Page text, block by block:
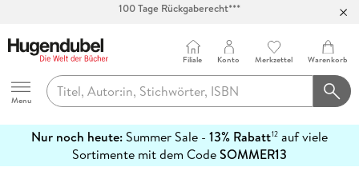
Abholung in über 100 Filialen
Hugendubel
Menu
Filiale Konto Merkzettel Warenkorb
Nur noch heute: Summer Sale - 13% Rabatt12 auf viele
Sortimente mit dem CodeSOMMER13
erfahren